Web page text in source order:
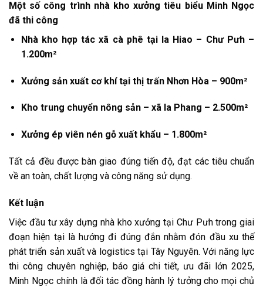
Một số công trình nhà kho xưởng tiêu biểu Minh Ngọc
đã thi công
Nhà kho hợp tác xã cà phê tại Ia Hiao – Chư Pưh –
1.200m²
Xưởng sản xuất cơ khí tại thị trấn Nhơn Hòa – 900m²
Kho trung chuyển nông sản – xã Ia Phang – 2.500m²
Xưởng ép viên nén gỗ xuất khẩu – 1.800m²
Tất cả đều được bàn giao đúng tiến độ, đạt các tiêu chuẩn
về an toàn, chất lượng và công năng sử dụng.
Kết luận
Việc đầu tư xây dựng nhà kho xưởng tại Chư Pưh trong giai
đoạn hiện tại là hướng đi đúng đắn nhằm đón đầu xu thế
phát triển sản xuất và logistics tại Tây Nguyên. Với năng lực
thi công chuyên nghiệp, báo giá chi tiết, ưu đãi lớn 2025,
Minh Ngọc chính là đối tác đồng hành lý tưởng cho mọi chủ